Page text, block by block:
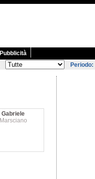
Pubblicità
Periodo:
Gabriele
Marsciano